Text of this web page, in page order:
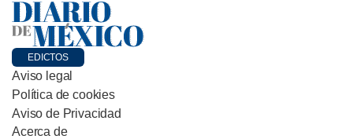
EDICTOS
Aviso legal
Política de cookies
Aviso de Privacidad
Acerca de